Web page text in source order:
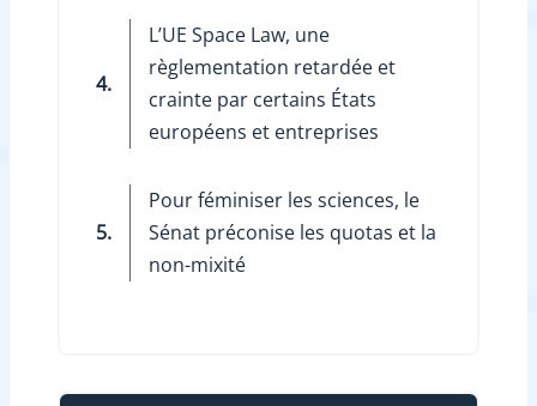
4.
L’UE Space Law, une
règlementation retardée et
crainte par certains États
européens et entreprises
5.
Pour féminiser les sciences, le
Sénat préconise les quotas et la
non-mixité